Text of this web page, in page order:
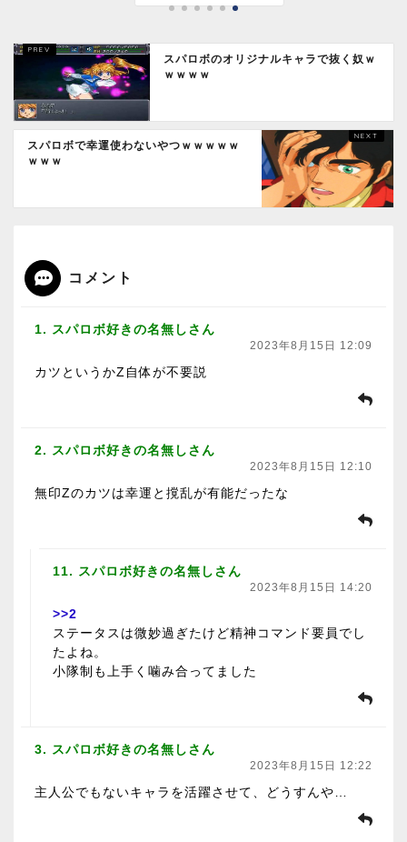
スパロボのオリジナルキャラで抜く奴ｗ
ｗｗｗｗ
スパロボで幸運使わないやつｗｗｗｗｗ
ｗｗｗ
コメント
1. スパロボ好きの名無しさん
2023年8月15日 12:09
カツというかZ自体が不要説
2. スパロボ好きの名無しさん
2023年8月15日 12:10
無印Zのカツは幸運と撹乱が有能だったな
11. スパロボ好きの名無しさん
2023年8月15日 14:20
>>2
ステータスは微妙過ぎたけど精神コマンド要員でし
たよね。
小隊制も上手く噛み合ってました
3. スパロボ好きの名無しさん
2023年8月15日 12:22
主人公でもないキャラを活躍させて、どうすんや…